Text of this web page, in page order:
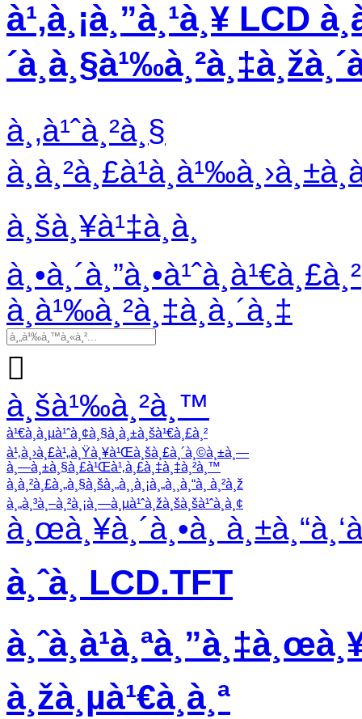
à¹‚à¸¡à¸”à¸¹à¸¥ LCD
à¸‚à¹ˆà¸²à¸§
à¸šà¸¥à¹‡à¸­à¸
à¸•à¸´à¸”à¸•à¹ˆà¸­à¹€à¸£à¸²
à¸­à¹‰à¸²à¸‡à¸­à¸´à¸‡

à¸šà¹‰à¸²à¸™
à¹€à¸à¸µà¹ˆà¸¢à¸§à¸à¸±à¸šà¹€à¸£à¸²
à¹‚à¸›à¸£à¹„à¸Ÿà¸¥à¹Œà¸šà¸£à¸´à¸©à¸±à¸—
à¸—à¸±à¸§à¸£à¹Œà¹‚à¸£à¸‡à¸‡à¸²à¸™
à¸à¸²à¸£à¸„à¸§à¸šà¸„à¸¸à¸¡à¸„à¸¸à¸“à¸ à¸²à¸ž
à¸„à¸³à¸–à¸²à¸¡à¸—à¸µà¹ˆà¸žà¸šà¸šà¹ˆà¸­à¸¢
à¸œà¸¥à¸´à¸•à¸
à¸ˆà¸­ LCD.TFT
à¸žà¸µà¹€à¸­à¸ª